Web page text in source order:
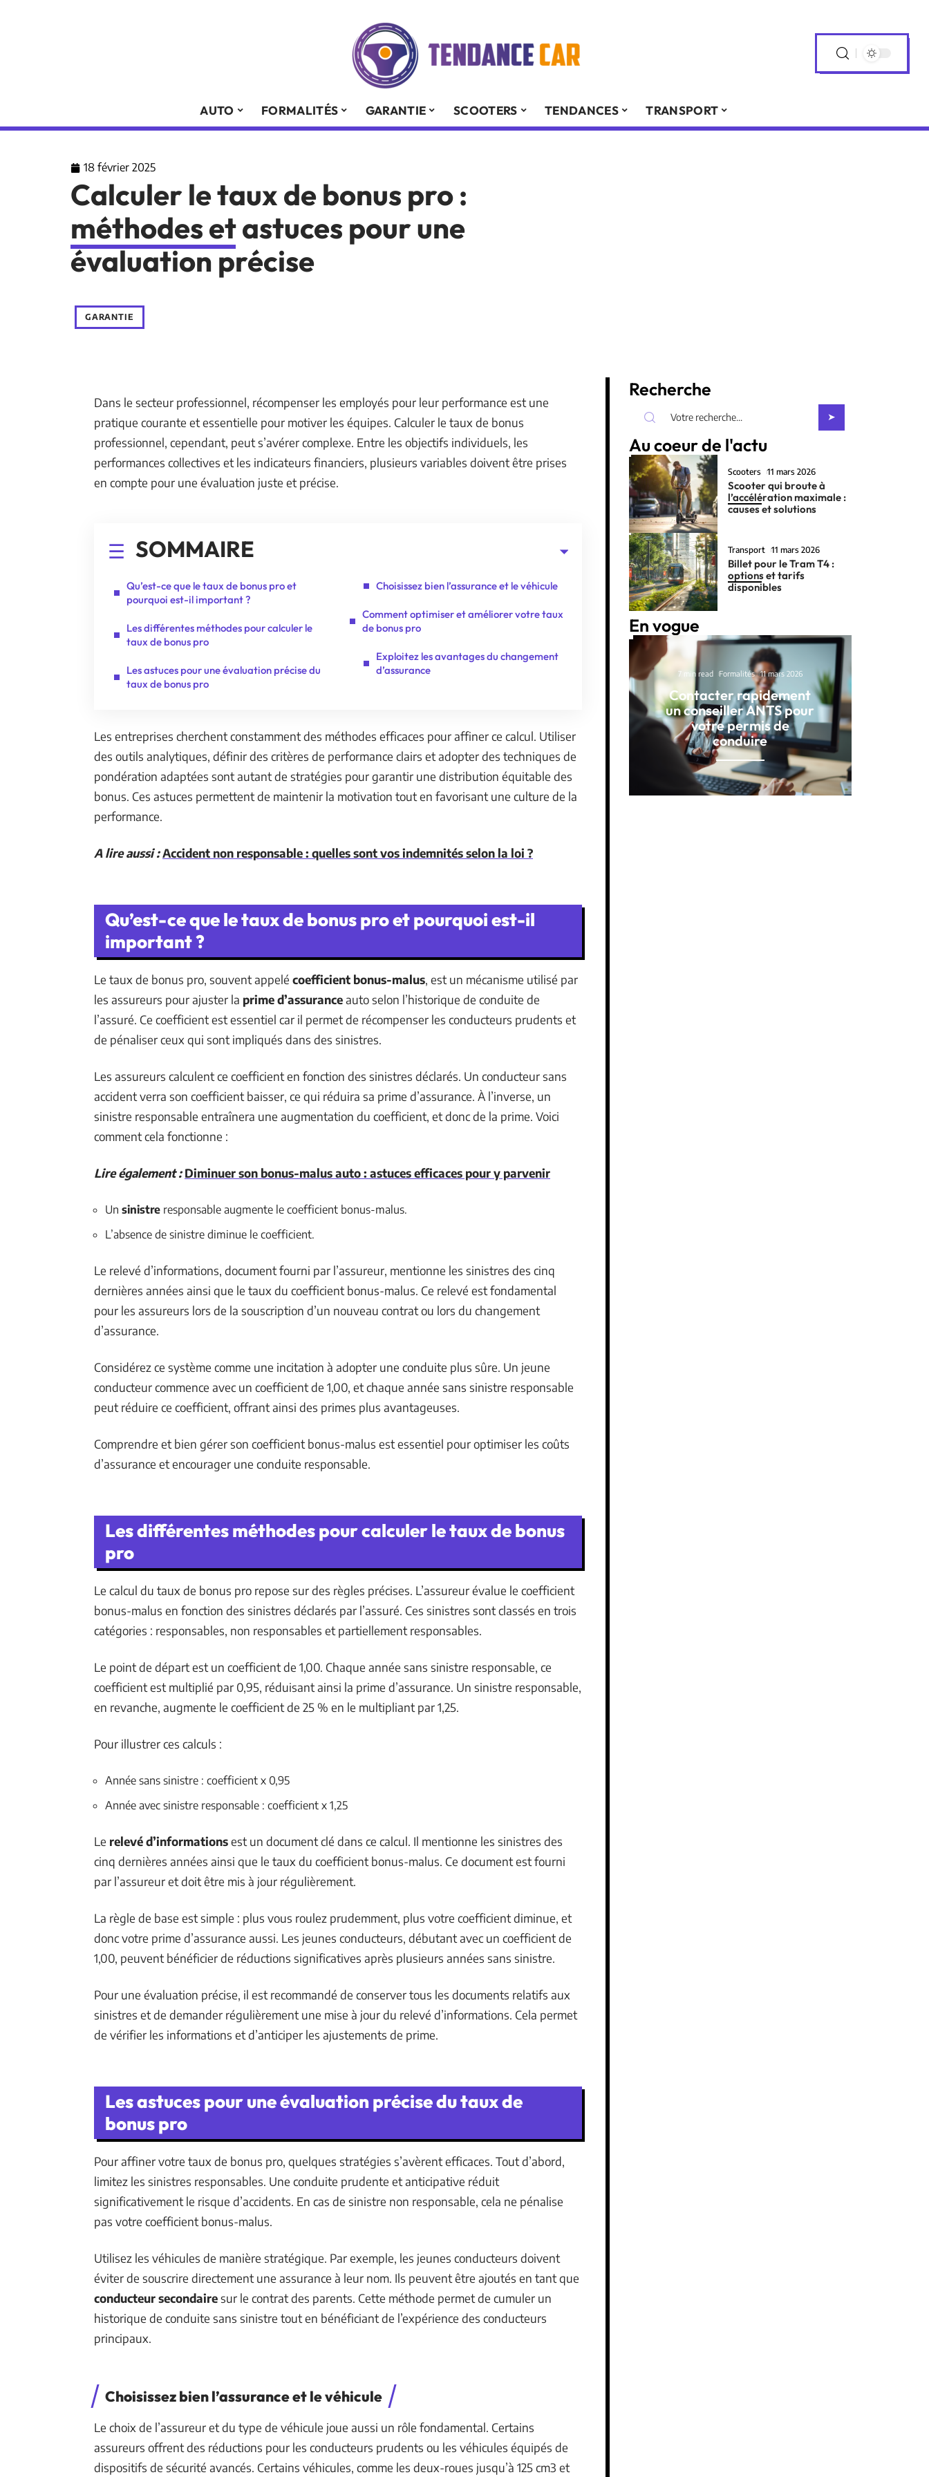
AUTO FORMALITÉS GARANTIE SCOOTERS TENDANCES TRANSPORT
18 février 2025
Calculer le taux de bonus pro :
méthodes et astuces pour une
évaluation précise
GARANTIE
Dans le secteur professionnel, récompenser les employés pour leur performance est une
pratique courante et essentielle pour motiver les équipes. Calculer le taux de bonus
professionnel, cependant, peut s’avérer complexe. Entre les objectifs individuels, les
performances collectives et les indicateurs financiers, plusieurs variables doivent être prises
en compte pour une évaluation juste et précise.
SOMMAIRE
Qu’est-ce que le taux de bonus pro et
pourquoi est-il important ?
Les différentes méthodes pour calculer le
taux de bonus pro
Les astuces pour une évaluation précise du
taux de bonus pro
Choisissez bien l’assurance et le véhicule
Comment optimiser et améliorer votre taux
de bonus pro
Exploitez les avantages du changement
d’assurance
Les entreprises cherchent constamment des méthodes efficaces pour affiner ce calcul. Utiliser
des outils analytiques, définir des critères de performance clairs et adopter des techniques de
pondération adaptées sont autant de stratégies pour garantir une distribution équitable des
bonus. Ces astuces permettent de maintenir la motivation tout en favorisant une culture de la
performance.
A lire aussi :Accident non responsable : quelles sont vos indemnités selon la loi ?
Qu’est-ce que le taux de bonus pro et pourquoi est-il
important ?
Le taux de bonus pro, souvent appelé coefficient bonus-malus, est un mécanisme utilisé par
les assureurs pour ajuster la prime d’assuranceauto selon l’historique de conduite de
l’assuré. Ce coefficient est essentiel car il permet de récompenser les conducteurs prudents et
de pénaliser ceux qui sont impliqués dans des sinistres.
Les assureurs calculent ce coefficient en fonction des sinistres déclarés. Un conducteur sans
accident verra son coefficient baisser, ce qui réduira sa prime d’assurance. À l’inverse, un
sinistre responsable entraînera une augmentation du coefficient, et donc de la prime. Voici
comment cela fonctionne :
Lire également : Diminuer son bonus-malus auto : astuces efficaces pour y parvenir
Un sinistre responsable augmente le coefficient bonus-malus.
L’absence de sinistre diminue le coefficient.
Le relevé d’informations, document fourni par l’assureur, mentionne les sinistres des cinq
dernières années ainsi que le taux du coefficient bonus-malus. Ce relevé est fondamental
pour les assureurs lors de la souscription d’un nouveau contrat ou lors du changement
d’assurance.
Considérez ce système comme une incitation à adopter une conduite plus sûre. Un jeune
conducteur commence avec un coefficient de 1,00, et chaque année sans sinistre responsable
peut réduire ce coefficient, offrant ainsi des primes plus avantageuses.
Comprendre et bien gérer son coefficient bonus-malus est essentiel pour optimiser les coûts
d’assurance et encourager une conduite responsable.
Les différentes méthodes pour calculer le taux de bonus
pro
Le calcul du taux de bonus pro repose sur des règles précises. L’assureur évalue le coefficient
bonus-malus en fonction des sinistres déclarés par l’assuré. Ces sinistres sont classés en trois
catégories : responsables, non responsables et partiellement responsables.
Le point de départ est un coefficient de 1,00. Chaque année sans sinistre responsable, ce
coefficient est multiplié par 0,95, réduisant ainsi la prime d’assurance. Un sinistre responsable,
en revanche, augmente le coefficient de 25 % en le multipliant par 1,25.
Pour illustrer ces calculs :
Année sans sinistre : coefficient x 0,95
Année avec sinistre responsable : coefficient x 1,25
Le relevé d’informationsest un document clé dans ce calcul. Il mentionne les sinistres des
cinq dernières années ainsi que le taux du coefficient bonus-malus. Ce document est fourni
par l’assureur et doit être mis à jour régulièrement.
La règle de base est simple : plus vous roulez prudemment, plus votre coefficient diminue, et
donc votre prime d’assurance aussi. Les jeunes conducteurs, débutant avec un coefficient de
1,00, peuvent bénéficier de réductions significatives après plusieurs années sans sinistre.
Pour une évaluation précise, il est recommandé de conserver tous les documents relatifs aux
sinistres et de demander régulièrement une mise à jour du relevé d’informations. Cela permet
de vérifier les informations et d’anticiper les ajustements de prime.
Les astuces pour une évaluation précise du taux de
bonus pro
Pour affiner votre taux de bonus pro, quelques stratégies s’avèrent efficaces. Tout d’abord,
limitez les sinistres responsables. Une conduite prudente et anticipative réduit
significativement le risque d’accidents. En cas de sinistre non responsable, cela ne pénalise
pas votre coefficient bonus-malus.
Utilisez les véhicules de manière stratégique. Par exemple, les jeunes conducteurs doivent
éviter de souscrire directement une assurance à leur nom. Ils peuvent être ajoutés en tant que
conducteur secondairesur le contrat des parents. Cette méthode permet de cumuler un
historique de conduite sans sinistre tout en bénéficiant de l’expérience des conducteurs
principaux.
Choisissez bien l’assurance et le véhicule
Le choix de l’assureur et du type de véhicule joue aussi un rôle fondamental. Certains
assureurs offrent des réductions pour les conducteurs prudents ou les véhicules équipés de
dispositifs de sécurité avancés. Certains véhicules, comme les deux-roues jusqu’à 125 cm3 et
Recherche
Au coeur de l'actu
Scooters 11 mars 2026
Scooter qui broute à
l’accélération maximale :
causes et solutions
Transport 11 mars 2026
Billet pour le Tram T4 :
options et tarifs
disponibles
En vogue
7 min read Formalités 11 mars 2026
Contacter rapidement
un conseiller ANTS pour
votre permis de
conduire